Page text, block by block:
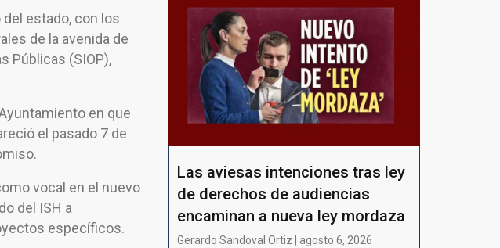
estado, con los
de la avenida de
Públicas (SIOP),
en que
el pasado 7 de
vocal en el nuevo
del ISH a
específicos.
Las aviesas intenciones tras ley
de derechos de audiencias
encaminan a nueva ley mordaza
Gerardo Sandoval Ortiz | agosto 6, 2026